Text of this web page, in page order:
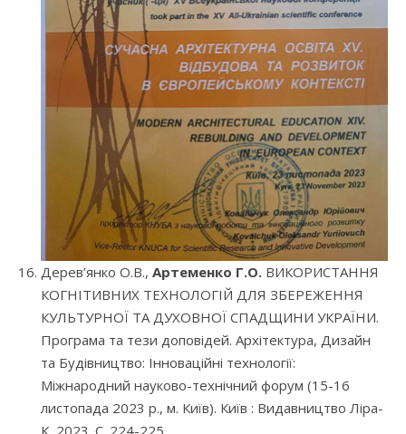
Дерев’янко О.В., Артеменко Г.О. ВИКОРИСТАННЯ
КОГНІТИВНИХ ТЕХНОЛОГІЙ ДЛЯ ЗБЕРЕЖЕННЯ
КУЛЬТУРНОЇ ТА ДУХОВНОЇ СПАДЩИНИ УКРАЇНИ.
Програма та тези доповідей. Архітектура, Дизайн
та Будівництво: Інноваційні технології:
Міжнародний науково-технічний форум (15-16
листопада 2023 р., м. Київ). Київ : Видавництво Ліра-